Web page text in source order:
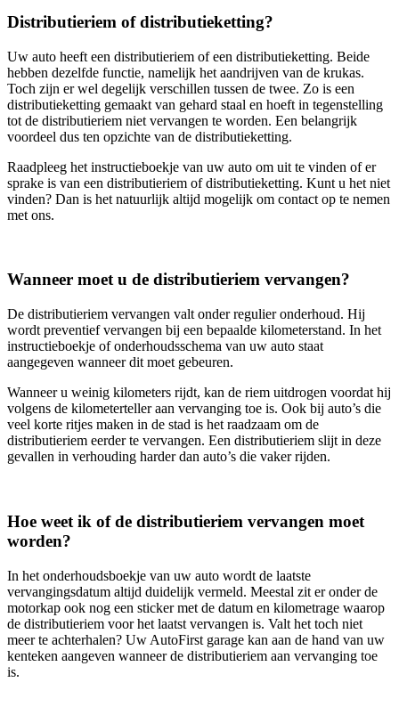
Distributieriem of distributieketting?
Uw auto heeft een distributieriem of een distributieketting. Beide
hebben dezelfde functie, namelijk het aandrijven van de krukas.
Toch zijn er wel degelijk verschillen tussen de twee. Zo is een
distributieketting gemaakt van gehard staal en hoeft in tegenstelling
tot de distributieriem niet vervangen te worden. Een belangrijk
voordeel dus ten opzichte van de distributieketting.
Raadpleeg het instructieboekje van uw auto om uit te vinden of er
sprake is van een distributieriem of distributieketting. Kunt u het niet
vinden? Dan is het natuurlijk altijd mogelijk om contact op te nemen
met ons.
Wanneer moet u de distributieriem vervangen?
De distributieriem vervangen valt onder regulier onderhoud. Hij
wordt preventief vervangen bij een bepaalde kilometerstand. In het
instructieboekje of onderhoudsschema van uw auto staat
aangegeven wanneer dit moet gebeuren.
Wanneer u weinig kilometers rijdt, kan de riem uitdrogen voordat hij
volgens de kilometerteller aan vervanging toe is. Ook bij auto’s die
veel korte ritjes maken in de stad is het raadzaam om de
distributieriem eerder te vervangen. Een distributieriem slijt in deze
gevallen in verhouding harder dan auto’s die vaker rijden.
Hoe weet ik of de distributieriem vervangen moet
worden?
In het onderhoudsboekje van uw auto wordt de laatste
vervangingsdatum altijd duidelijk vermeld. Meestal zit er onder de
motorkap ook nog een sticker met de datum en kilometrage waarop
de distributieriem voor het laatst vervangen is. Valt het toch niet
meer te achterhalen? Uw AutoFirst garage kan aan de hand van uw
kenteken aangeven wanneer de distributieriem aan vervanging toe
is.